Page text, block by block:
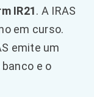
IR21. A IRAS
em curso.
emite um
e o